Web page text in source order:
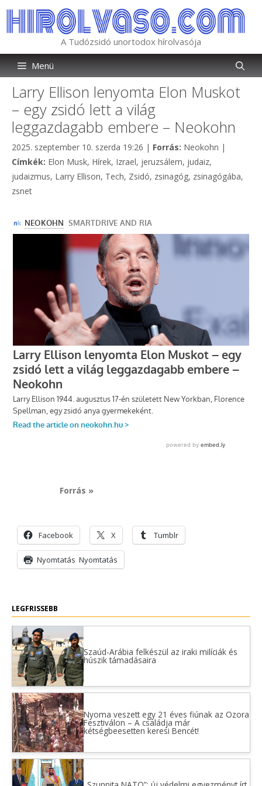
tartalomba
A Tudózsidó unortodox hírolvasója
Menü
Larry Ellison lenyomta Elon Muskot
– egy zsidó lett a világ
leggazdagabb embere – Neokohn
2025. szeptember 10. szerda 19:26 | Forrás: Kategória
Neokohn |
Címkék: Címkék
Elon Musk, Hírek, Izrael, jeruzsálem, judaiz,
judaizmus, Larry Ellison, Tech, Zsidó, zsinagóg, zsinagógába,
zsnet
Forrás »
Facebook X Tumblr
Nyomtatás Nyomtatás
LEGFRISSEBB
Szaúd-Arábia felkészül az iraki milíciák és
húszik támadásaira
Nyoma veszett egy 21 éves fiúnak az Ozora
Fesztiválon – A családja már
kétségbeesetten keresi Bencét!